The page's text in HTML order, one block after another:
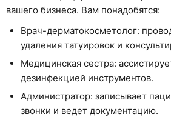
вашего бизнеса. Вам понадобятся:
Врач-дерматокосметолог:
удаления татуировок и
Медицинская сестра:
дезинфекцией инструментов.
Администратор: записывает
звонки и ведет документацию.